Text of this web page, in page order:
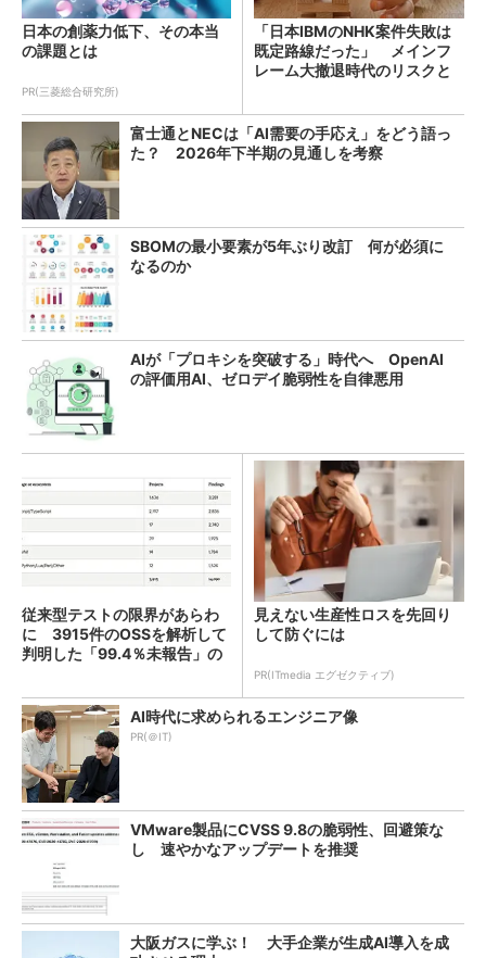
日本の創薬力低下、その本当
の課題とは
PR(三菱総合研究所)
「日本IBMのNHK案件失敗は
既定路線だった」 メインフ
レーム大撤退時代のリスクと
富士通とNECは「AI需要の手応え」をどう語っ
た？ 2026年下半期の見通しを考察
SBOMの最小要素が5年ぶり改訂 何が必須に
なるのか
AIが「プロキシを突破する」時代へ OpenAI
の評価用AI、ゼロデイ脆弱性を自律悪用
従来型テストの限界があらわ
に 3915件のOSSを解析して
判明した「99.4％未報告」の
見えない生産性ロスを先回り
して防ぐには
PR(ITmedia エグゼクティブ)
AI時代に求められるエンジニア像
PR(＠IT)
VMware製品にCVSS 9.8の脆弱性、回避策な
し 速やかなアップデートを推奨
大阪ガスに学ぶ！ 大手企業が生成AI導入を成